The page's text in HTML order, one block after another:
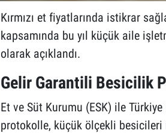
Kırmızı et fiyatlarında istikrar
kapsamında bu yıl küçük aile
olarak açıklandı.
Gelir Garantili Besicilik
Et ve Süt Kurumu (ESK) ile
protokolle, küçük ölçekli